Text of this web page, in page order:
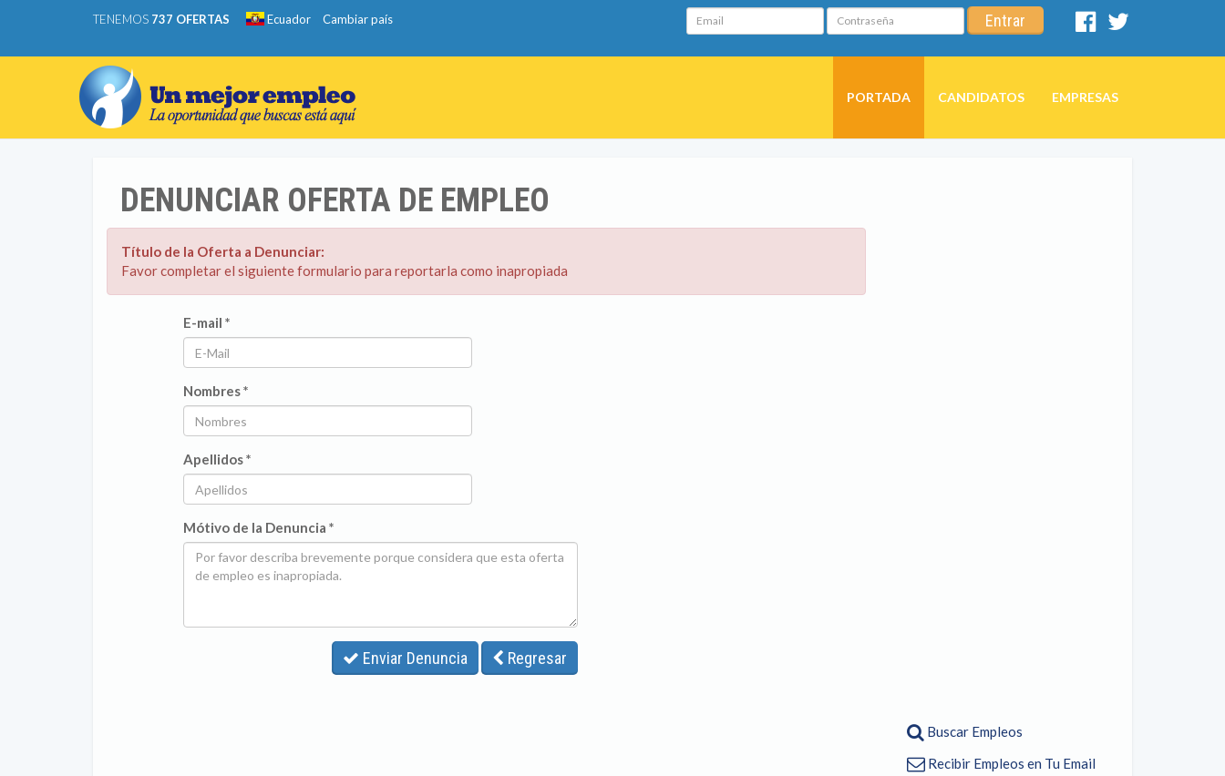
TENEMOS 737 OFERTAS Ecuador Cambiar país Email Contraseña Entrar
Facebook
PORTADA CANDIDATOS EMPRESAS
DENUNCIAR OFERTA DE EMPLEO
Título de la Oferta a Denunciar:
Favor completar el siguiente formulario para reportarla como inapropiada
E-mail *
Nombres *
Apellidos *
Mótivo de la Denuncia *
Enviar Denuncia Regresar
Buscar Empleos
Recibir Empleos en Tu Email